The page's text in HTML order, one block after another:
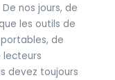
nos jours, de
les outils de
de
lecteurs
devez toujours